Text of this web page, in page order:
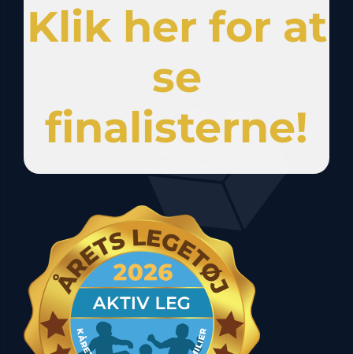
Klik her for at
se
finalisterne!